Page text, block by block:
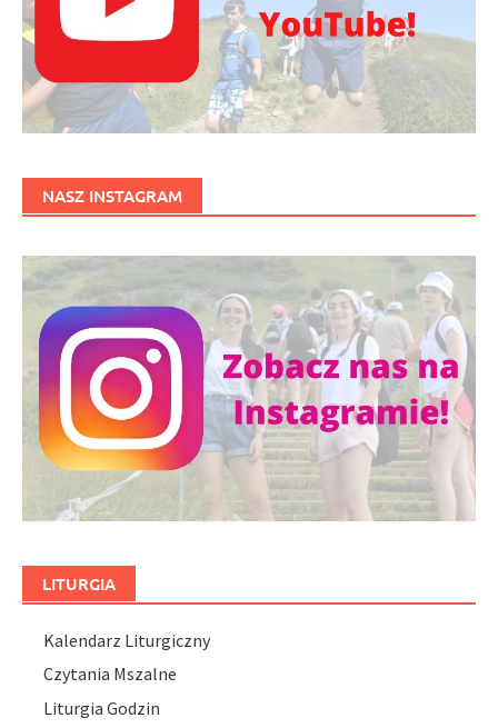
NASZ INSTAGRAM
LITURGIA
Kalendarz Liturgiczny
Czytania Mszalne
Liturgia Godzin